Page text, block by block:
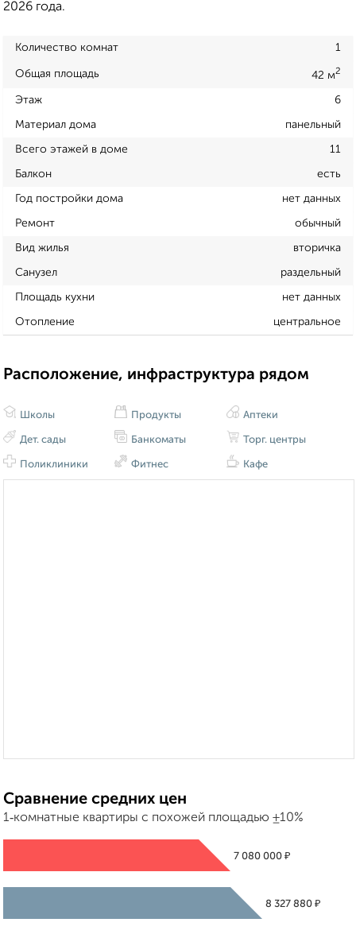
2026 года.
Количество комнат 1
Общая площадь 42 м2
Этаж 6
Материал дома панельный
Всего этажей в доме 11
Балкон есть
Год постройки дома нет данных
Ремонт обычный
Вид жилья вторичка
Санузел раздельный
Площадь кухни нет данных
Отопление центральное
Расположение, инфраструктура рядом
Школы
Дет. сады
Поликлиники
Продукты
Банкоматы
Фитнес
Аптеки
Торг. центры
Кафе
Сравнение средних цен
1‑комнатные квартиры с похожей площадью ±10%
7 080 000₽
8 327 880 ₽